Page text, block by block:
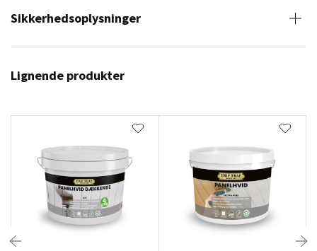
Sikkerhedsoplysninger
Lignende produkter